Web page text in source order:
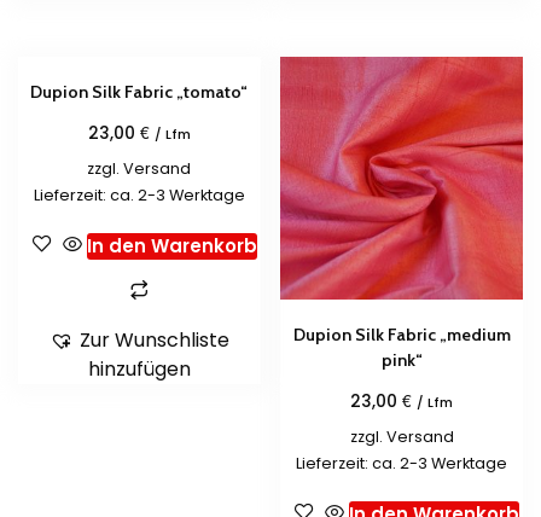
Dupion Silk Fabric „tomato“
23,00 € / Lfm
zzgl.Versand
Lieferzeit: ca. 2-3 Werktage
In den Warenkorb
Zur Wunschliste
hinzufügen
Dupion Silk Fabric „medium
pink“
23,00€ / Lfm
zzgl. Versand
Lieferzeit: ca. 2-3 Werktage